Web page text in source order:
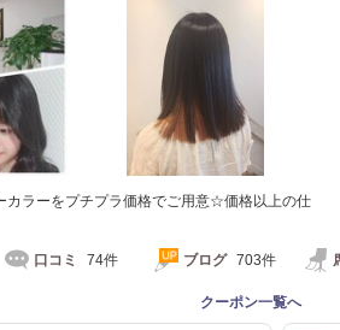
カラーをプチプラ価格でご用意☆価格以上の仕
口コミ 74件 ブログ 703件
クーポン一覧へ